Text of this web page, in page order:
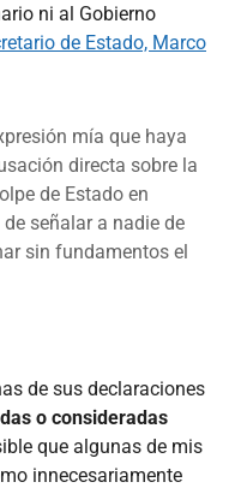
ni al Gobierno
de Estado, Marco
mía que haya
directa sobre la
de Estado en
señalar a nadie de
sin fundamentos el
de sus declaraciones
o consideradas
que algunas de mis
innecesariamente